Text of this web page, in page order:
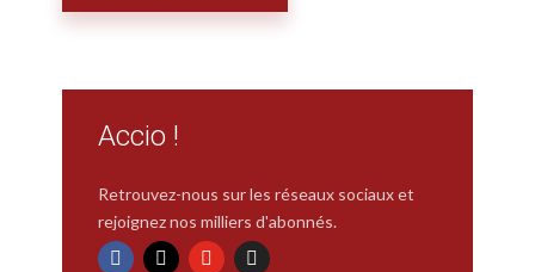
Accio !
Retrouvez-nous sur les réseaux sociaux et
rejoignez nos milliers d'abonnés.